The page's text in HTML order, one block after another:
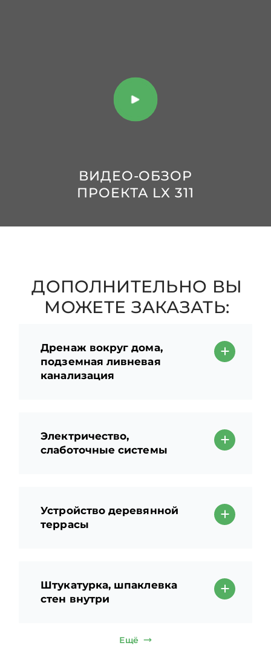
ВИДЕО-ОБЗОР
ПРОЕКТА LX 311
ДОПОЛНИТЕЛЬНО ВЫ
МОЖЕТЕ ЗАКАЗАТЬ:
Дренаж вокруг дома,
подземная ливневая
канализация
Электричество,
слаботочные системы
Устройство деревянной
террасы
Штукатурка, шпаклевка
стен внутри
Ещё